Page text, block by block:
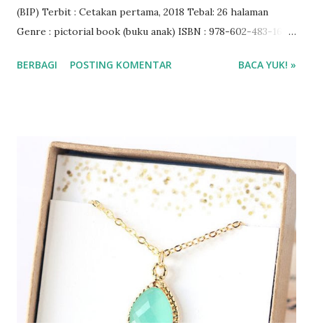
(BIP) Terbit : Cetakan pertama, 2018 Tebal: 26 halaman
Genre : pictorial book (buku anak) ISBN : 978-602-483-165-
aplikasi Ipusnas ❤❤❤
BERBAGI POSTING KOMENTAR BACA YUK! »